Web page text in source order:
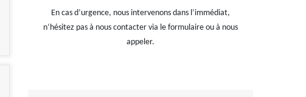
En cas d’urgence, nous intervenons dans l’immédiat,
n’hésitez pas à nous contacter via le formulaire ou à nous
appeler.